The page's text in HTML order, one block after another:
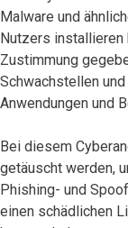
Malware und
Nutzers installieren
Zustimmung
Schwachstellen
Anwendungen und
Bei diesem
getäuscht werden,
Phishing- und
einen schädlichen